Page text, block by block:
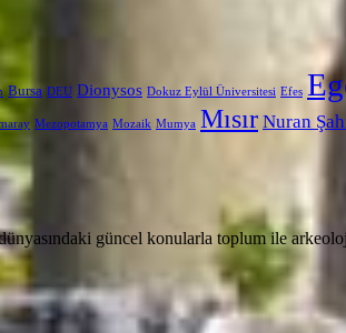
Bursa DEU Dionysos Dokuz Eylül Üniversitesi Efes
Mezopotamya Mozaik Mumya Mısır Nuran
güncel konularla toplum ile